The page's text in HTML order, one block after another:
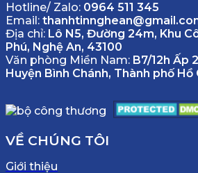
Hotline/ Zalo: 0964 511 345
Email:
Địa chỉ: Lô N5, Đường 24m, Khu
Phú, Nghệ An, 43100
Văn phòng Miền Nam: B7/12h Ấp
Huyện Bình Chánh, Thành phố Hồ
VỀ CHÚNG TÔI
Giới thiệu